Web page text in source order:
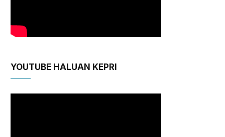
YOUTUBE HALUAN KEPRI